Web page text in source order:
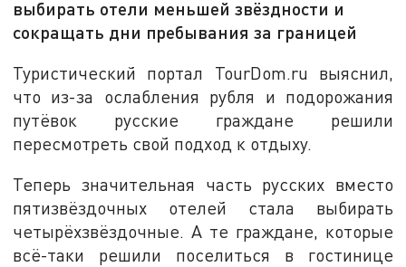
выбирать отели меньшей звёздности и
сокращать дни пребывания за границей
Туристический портал TourDom.ru выяснил,
что из-за ослабления рубля и подорожания
путёвок русские граждане решили
пересмотреть свой подход к отдыху.
Теперь значительная часть русских вместо
пятизвёздочных отелей стала выбирать
четырёхзвёздочные. А те граждане, которые
всё-таки решили поселиться в гостинице